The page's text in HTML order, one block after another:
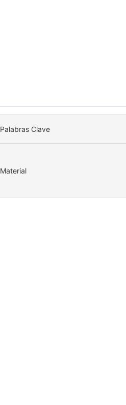
Palabras Clave
Material